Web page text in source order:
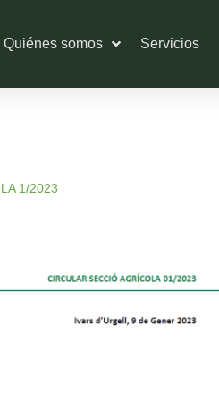
Quiénes somos Servicios
1/2023